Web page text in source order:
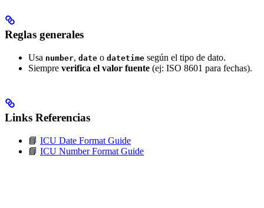
Reglas generales
Usa number, date o datetime según el tipo de dato.
Siempre verifica el valor fuente (ej: ISO 8601 para fechas).
Links Referencias
📘 ICU Date Format Guide
📘 ICU Number Format Guide